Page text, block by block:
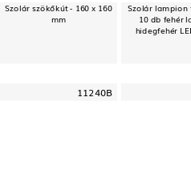
Szolár szökőkút - 160 x 160
mm
Szolár lampion
10 db fehér
hidegfehér
11240B